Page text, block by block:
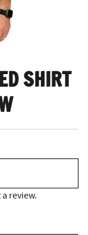
SHIRT
review.